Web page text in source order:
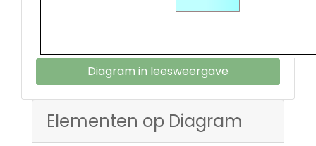
Diagram in leesweergave
Elementen op Diagram